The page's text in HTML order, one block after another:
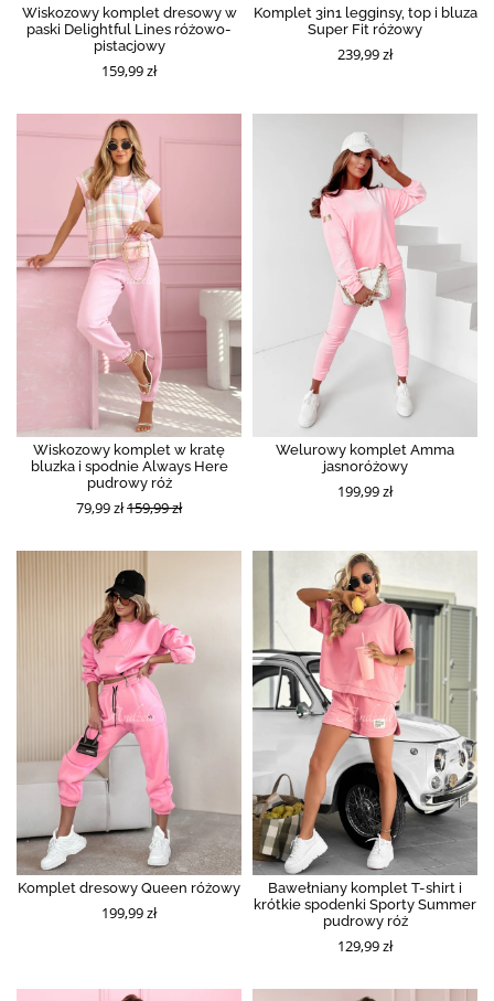
Wiskozowy komplet dresowy w
paski Delightful Lines różowo-
pistacjowy
159,99 zł
Komplet 3in1 legginsy, top i bluza
Super Fit różowy
239,99 zł
Wiskozowy komplet w kratę
bluzka i spodnie Always Here
pudrowy róż
79,99 zł159,99 zł
Welurowy komplet Amma
jasnoróżowy
199,99 zł
Komplet dresowy Queen różowy
199,99 zł
Bawełniany komplet T-shirt i
krótkie spodenki Sporty Summer
pudrowy róż
129,99 zł